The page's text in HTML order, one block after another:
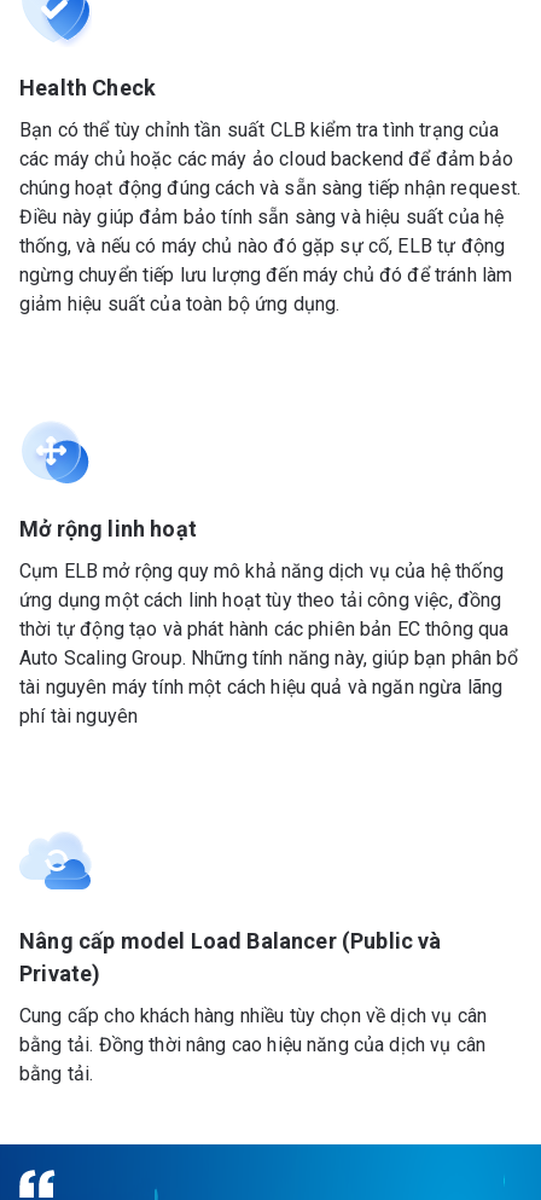
Health Check
Bạn có thể tùy chỉnh tần suất CLB kiểm tra tình trạng của
các máy chủ hoặc các máy ảo cloud backend để đảm bảo
chúng hoạt động đúng cách và sẵn sàng tiếp nhận request.
Điều này giúp đảm bảo tính sẵn sàng và hiệu suất của hệ
thống, và nếu có máy chủ nào đó gặp sự cố, ELB tự động
ngừng chuyển tiếp lưu lượng đến máy chủ đó để tránh làm
giảm hiệu suất của toàn bộ ứng dụng.
Mở rộng linh hoạt
Cụm ELB mở rộng quy mô khả năng dịch vụ của hệ thống
ứng dụng một cách linh hoạt tùy theo tải công việc, đồng
thời tự động tạo và phát hành các phiên bản EC thông qua
Auto Scaling Group. Những tính năng này, giúp bạn phân bổ
tài nguyên máy tính một cách hiệu quả và ngăn ngừa lãng
phí tài nguyên
Nâng cấp model Load Balancer (Public và
Private)
Cung cấp cho khách hàng nhiều tùy chọn về dịch vụ cân
bằng tải. Đồng thời nâng cao hiệu năng của dịch vụ cân
bằng tải.